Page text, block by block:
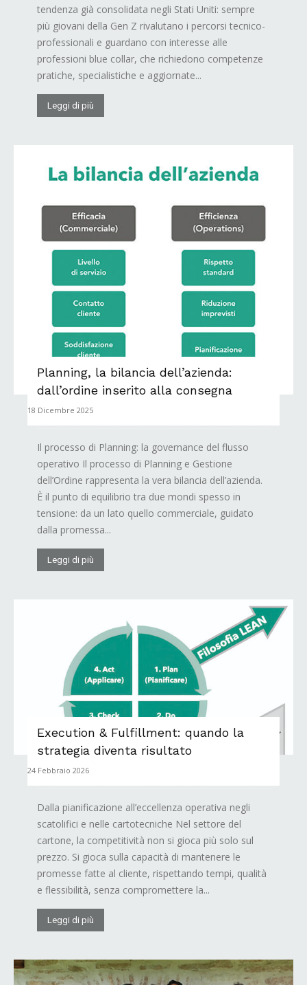
tendenza già consolidata negli Stati Uniti: sempre
più giovani della Gen Z rivalutano i percorsi tecnico-
professionali e guardano con interesse alle
professioni blue collar, che richiedono competenze
pratiche, specialistiche e aggiornate...
Leggi di più
Planning, la bilancia dell’azienda:
dall’ordine inserito alla consegna
18 Dicembre 2025
Il processo di Planning: la governance del flusso
operativo Il processo di Planning e Gestione
dell’Ordine rappresenta la vera bilancia dell’azienda.
È il punto di equilibrio tra due mondi spesso in
tensione: da un lato quello commerciale, guidato
dalla promessa...
Leggi di più
Execution & Fulfillment: quando la
strategia diventa risultato
24 Febbraio 2026
Dalla pianificazione all’eccellenza operativa negli
scatolifici e nelle cartotecniche Nel settore del
cartone, la competitività non si gioca più solo sul
prezzo. Si gioca sulla capacità di mantenere le
promesse fatte al cliente, rispettando tempi, qualità
e flessibilità, senza compromettere la...
Leggi di più